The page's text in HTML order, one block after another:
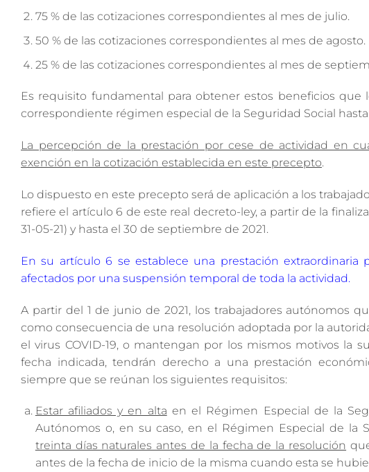
75 % de las cotizaciones correspondientes al mes de julio.
50 % de las cotizaciones correspondientes al mes de agosto.
25 % de las cotizaciones correspondientes al mes de
Es requisito fundamental para obtener estos beneficios
correspondiente régimen especial de la Seguridad Social
La percepción de la prestación por cese de actividad en
exención en la cotización establecida en este precepto.
Lo dispuesto en este precepto será de aplicación a los
refiere el artículo 6 de este real decreto-ley, a partir de la
31-05-21) y hasta el 30 de septiembre de 2021.
En su artículo 6 se establece una prestación extraordinaria
afectados por una suspensión temporal de toda la actividad.
A partir del 1 de junio de 2021, los trabajadores autónomos
como consecuencia de una resolución adoptada por la
el virus COVID-19, o mantengan por los mismos motivos la
fecha indicada, tendrán derecho a una prestación
siempre que se reúnan los siguientes requisitos:
Estar afiliados y en alta en el Régimen Especial de la
Autónomos o, en su caso, en el Régimen Especial de la
treinta días naturales antes de la fecha de la resolución
antes de la fecha de inicio de la misma cuando esta se